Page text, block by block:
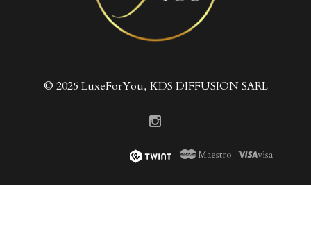
© 2025 LuxeForYou, KDS DIFFUSION SARL
Maestro visa